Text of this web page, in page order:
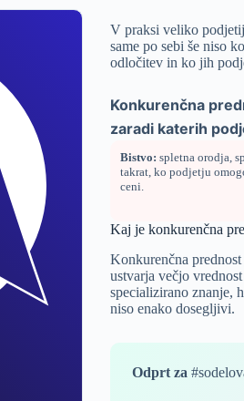
V praksi veliko
same po sebi še niso
odločitev in ko jih
Konkurenčna
zaradi katerih
Bistvo: spletna orodja ,
takrat, ko podjetju
ceni.
Kaj je konkurenčna
Konkurenčna
ustvarja večjo
specializirano znanje,
niso enako dosegljivi.
Odprt za